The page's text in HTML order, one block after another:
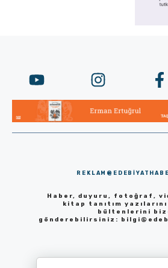
Haber, duyuru, fotoğraf,
kitap tanıtım yazılarını
bültenlerini
gönderebilirsiniz: